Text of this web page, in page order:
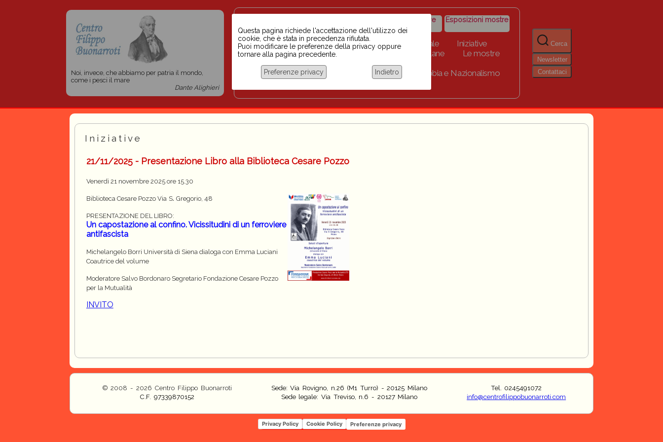
Noi, invece, che abbiamo per patria il mondo,
come i pesci il mare
Dante Alighieri
razzismo
iniziative
Storico iniziative Esposizioni mostre
Home Scuola BINARI Biblioteca digitale
Iniziative
Progetti per le scuole 2023-2024
Link Collane
Le mostre
Chi siamo
Coordinamento Docenti contro Razzismo, Xenofobia e Nazionalismo
Cerca
Newsletter
Contattaci
Questa pagina richiede l'accettazione dell'utilizzo dei
cookie, che è stata in precedenza rifiutata.
Puoi modificare le preferenze della privacy oppure
tornare alla pagina precedente.
Preferenze privacy Indietro
Iniziative
21/11/2025 - Presentazione Libro alla Biblioteca Cesare Pozzo
Venerdì 21 novembre 2025 ore 15.30
Biblioteca Cesare Pozzo Via S. Gregorio, 48
PRESENTAZIONE DEL LIBRO:
Un capostazione al confino. Vicissitudini di un ferroviere
antifascista
Michelangelo Borri Università di Siena dialoga con Emma Luciani
Coautrice del volume
Moderatore Salvo Bordonaro Segretario Fondazione Cesare Pozzo
per la Mutualità
INVITO
© 2008 - 2026 Centro Filippo Buonarroti
C.F. 97339870152
Sede: Via Rovigno, n.26 (M1 Turro) - 20125 Milano
Sede legale: Via Treviso, n.6 - 20127 Milano
Tel. 0245491072
info@centrofilippobuonarroti.com
Privacy Policy Cookie Policy Preferenze privacy